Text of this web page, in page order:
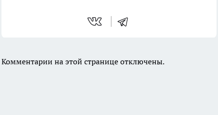
Комментарии на этой странице отключены.